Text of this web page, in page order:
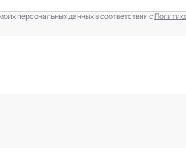
персональных данных в соответствии с